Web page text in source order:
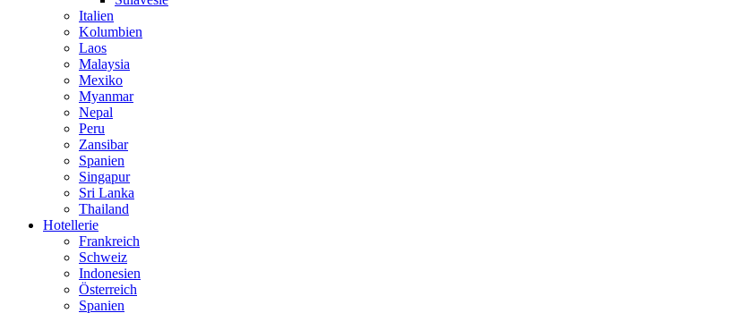
Italien
Kolumbien
Laos
Malaysia
Mexiko
Myanmar
Nepal
Peru
Zansibar
Spanien
Singapur
Sri Lanka
Thailand
Hotellerie
Frankreich
Schweiz
Indonesien
Österreich
Spanien